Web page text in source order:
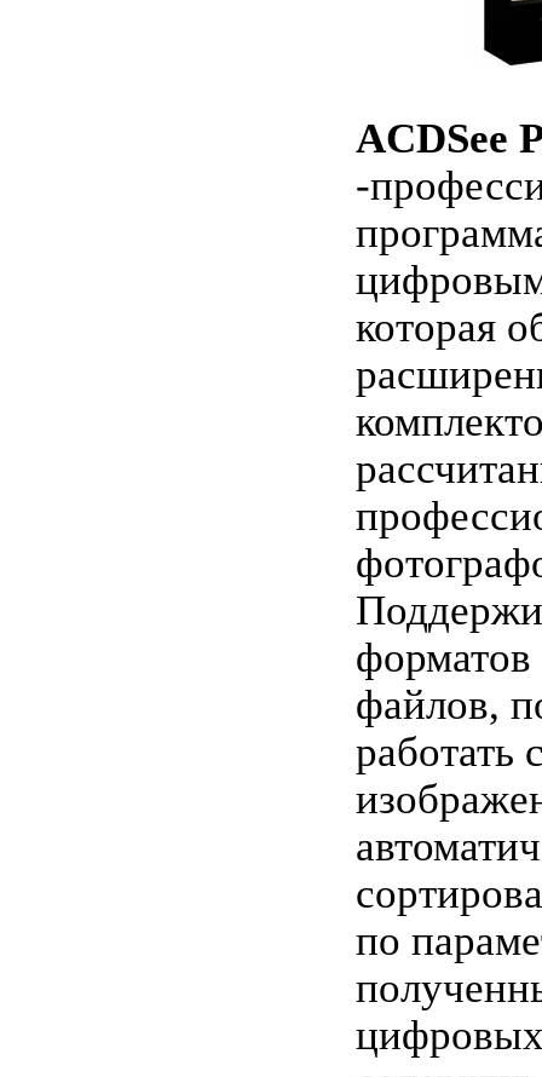
ACDSee
-
которая
форматов
файлов,
работать
по